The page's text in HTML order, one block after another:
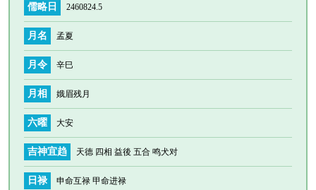
儒略日 2460824.5
月名 孟夏
月令 辛巳
月相 娥眉残月
六曜 大安
吉神宜趋 天德 四相 益後 五合 鸣犬对
日禄 申命互禄 甲命进禄